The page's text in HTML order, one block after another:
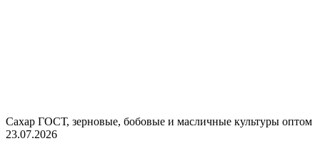
Сахар ГОСТ, зерновые, бобовые и масличные культуры оптом
23.07.2026